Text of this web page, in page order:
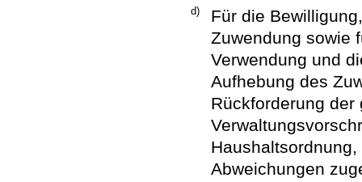
d)
Für die
Zuwendung sowie
Verwendung und
Aufhebung des
Rückforderung der
Abweichungen